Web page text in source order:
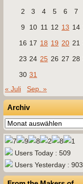
2
3 4 5 6 7
9
10 11 12 13 14
16 17 18 19 20 21
23 24 25 26 27 28
30 31
« Juli
Sep. »
Archiv
Archiv
Users Today : 509
Users Yesterday : 903